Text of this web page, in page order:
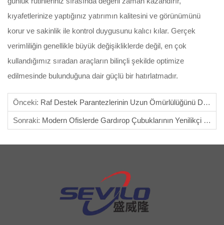
kıyafetlerinize yaptığınız yatırımın kalitesini ve görünümünü
korur ve sakinlik ile kontrol duygusunu kalıcı kılar. Gerçek
verimliliğin genellikle büyük değişikliklerde değil, en çok
kullandığımız sıradan araçların bilinçli şekilde optimize
edilmesinde bulunduğuna dair güçlü bir hatırlatmadır.
Önceki: Raf Destek Parantezlerinin Uzun Ömürlülüğünü Değerlendirme
Sonraki: Modern Ofislerde Gardırop Çubuklarının Yenilikçi Kullanım Alanları